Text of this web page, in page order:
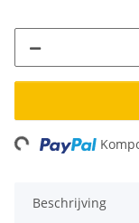
Beschrijving